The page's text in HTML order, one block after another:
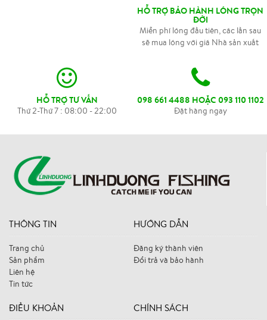
HỖ TRỢ BẢO HÀNH LÓNG TRỌN
ĐỜI
Miễn phí lóng đầu tiên, các lần sau
sẽ mua lóng với giá Nhà sản xuất
HỖ TRỢ TƯ VẤN
Thứ 2-Thứ 7 : 08:00 - 22:00
098 661 4488 HOẶC 093 110 1102
Đặt hàng ngay
THÔNG TIN
Trang chủ
Sản phẩm
Liên hệ
Tin tức
HƯỚNG DẪN
Đăng ký thành viên
Đổi trả và bảo hành
ĐIỀU KHOẢN CHÍNH SÁCH